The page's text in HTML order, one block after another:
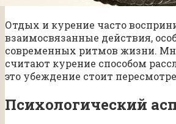
Отдых и курение часто
взаимосвязанные действия,
современных ритмов жизни.
считают курение способом
это убеждение стоит
Психологический